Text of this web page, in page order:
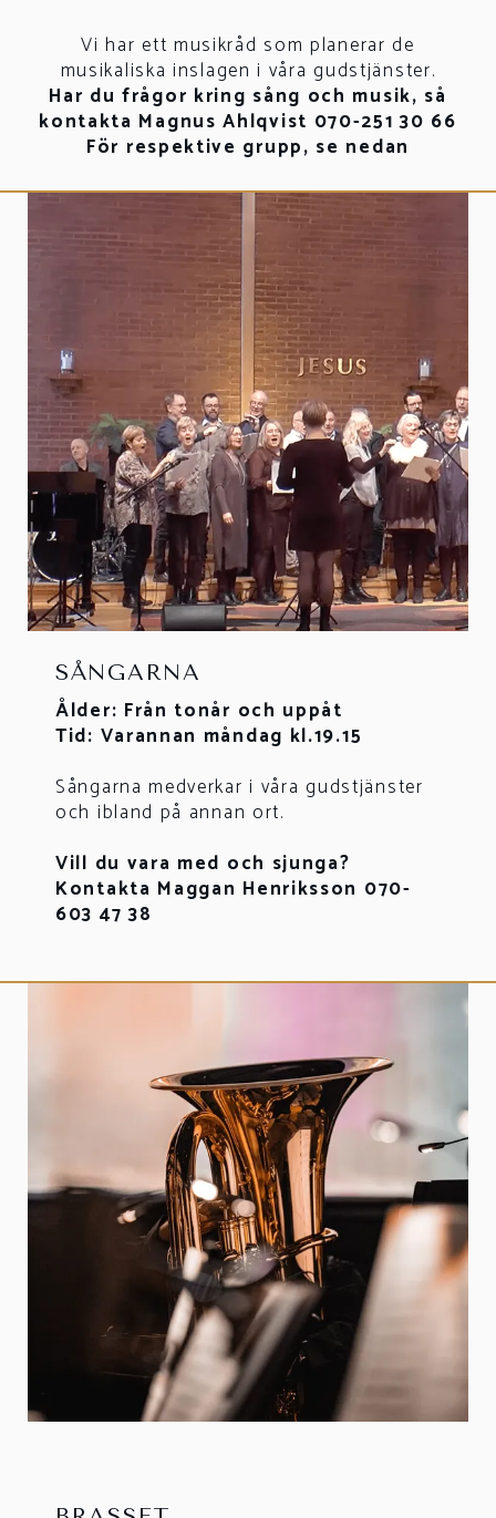
Vi har ett musikråd som planerar de
musikaliska inslagen i våra gudstjänster.
Har du frågor kring sång och musik, så
kontakta Magnus Ahlqvist 070-251 30 66
För respektive grupp, se nedan
SÅNGARNA
Ålder: Från tonår och uppåt
Tid: Varannan måndag kl.19.15
Sångarna medverkar i våra gudstjänster
och ibland på annan ort.
Vill du vara med och sjunga?
Kontakta Maggan Henriksson 070-
603 47 38